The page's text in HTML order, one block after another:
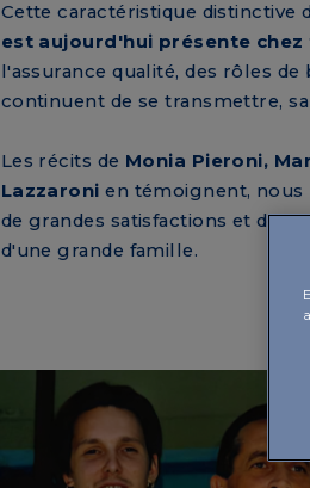
Cette caractéristique
est aujourd'hui présente
l'assurance qualité, des rôles
continuent de se transmettre,
Les récits de Monia Pieroni,
Lazzaroni en témoignent, nous
de grandes satisfactions et des
d'une grande famille.